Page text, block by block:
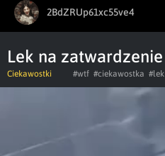
2BdZRUp61xc55ve4
Lek na zatwardzenie
Ciekawostki #wtf #ciekawostka #lek